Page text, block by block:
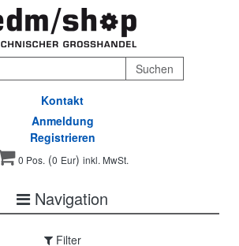
Kontakt
Anmeldung
Registrieren
0 Pos.(0 Eur) inkl. MwSt.
Navigation
Filter